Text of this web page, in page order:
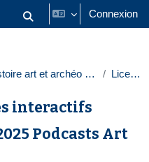
Activer/désactiver la saisie
Connexion
École histoire art et archéo Sorbonne Licences
interactifs
Podcasts Art